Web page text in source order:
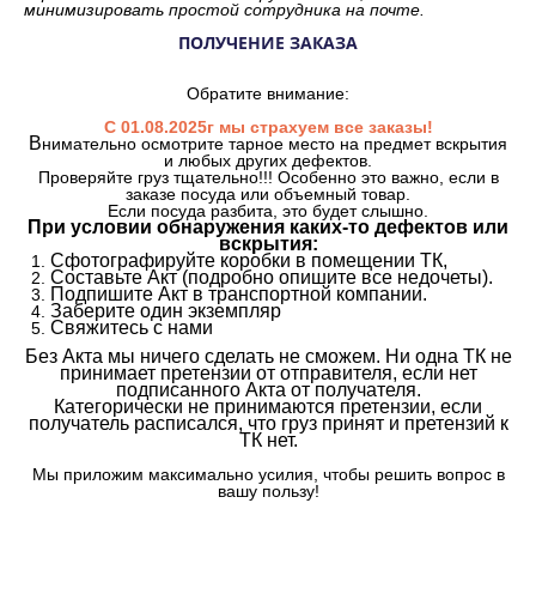
минимизировать простой сотрудника на почте.
ПОЛУЧЕНИЕ ЗАКАЗА
Обратите внимание:
С 01.08.2025г мы страхуем все заказы!
Внимательно осмотрите тарное место на предмет вскрытия
и любых других дефектов.
Проверяйте груз тщательно!!! Особенно это важно, если в
заказе посуда или объемный товар.
Если посуда разбита, это будет слышно.
При условии обнаружения каких-то дефектов или
вскрытия:
Сфотографируйте коробки в помещении ТК,
Составьте Акт (подробно опишите все недочеты).
Подпишите Акт в транспортной компании.
Заберите один экземпляр
Свяжитесь с нами
Без Акта мы ничего сделать не сможем. Ни одна ТК не
принимает претензии от отправителя, если нет
подписанного Акта от получателя.
Категорически не принимаются претензии, если
получатель расписался, что груз принят и претензий к
ТК нет.
Мы приложим максимально усилия, чтобы решить вопрос в
вашу пользу!